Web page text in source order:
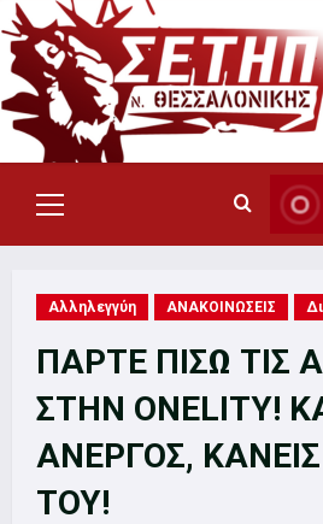
Skip
to
content
Primary
Menu
Αλληλεγγύη ΑΝΑΚΟΙΝΩΣΕΙΣ
ΠΑΡΤΕ ΠΙΣΩ ΤΙΣ
ΣΤΗΝ ONELITY!
ΑΝΕΡΓΟΣ,
ΤΟΥ!